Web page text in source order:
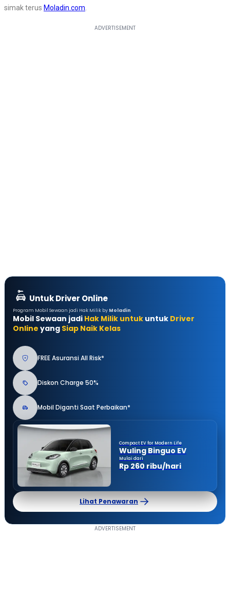
simak terus Moladin.com.
Untuk Driver Online
Program Mobil Sewaan jadi Hak Milik by Moladin
Mobil Sewaan jadi Hak Milik untuk untuk Driver
Online yang Siap Naik Kelas
FREE Asuransi All Risk*
Diskon Charge 50%
Mobil Diganti Saat Perbaikan*
Compact EV for Modern Life
Wuling Binguo EV
Mulai dari
Rp 260 ribu/hari
Lihat Penawaran